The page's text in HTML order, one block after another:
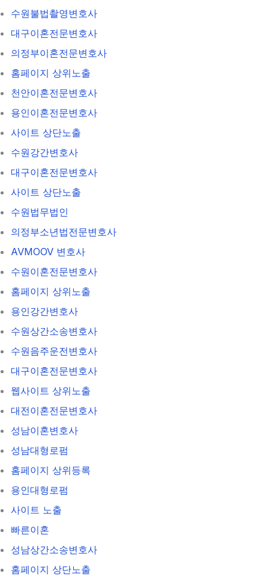
수원불법촬영변호사
대구이혼전문변호사
의정부이혼전문변호사
홈페이지 상위노출
천안이혼전문변호사
용인이혼전문변호사
사이트 상단노출
수원강간변호사
대구이혼전문변호사
사이트 상단노출
수원법무법인
의정부소년법전문변호사
AVMOOV 변호사
수원이혼전문변호사
홈페이지 상위노출
용인강간변호사
수원상간소송변호사
수원음주운전변호사
대구이혼전문변호사
웹사이트 상위노출
대전이혼전문변호사
성남이혼변호사
성남대형로펌
홈페이지 상위등록
용인대형로펌
사이트 노출
빠른이혼
성남상간소송변호사
홈페이지 상단노출